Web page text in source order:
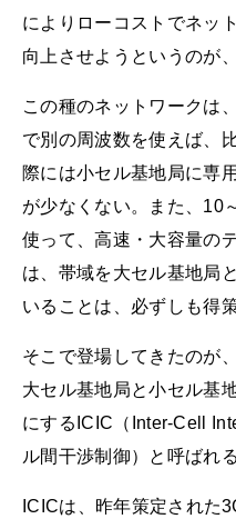
によりローコストでネッ
向上させようというのが
この種のネットワークは
で別の周波数を使えば、
際には小セル基地局に専
が少なくない。また、10
使って、高速・大容量の
は、帯域を大セル基地局
いることは、必ずしも得
そこで登場してきたのが
大セル基地局と小セル基
にするICIC（Inter-Cell
ル間干渉制御）と呼ばれ
ICICは、昨年策定された